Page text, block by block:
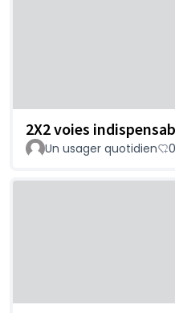
2X2 voies
Un usager quotidien 0